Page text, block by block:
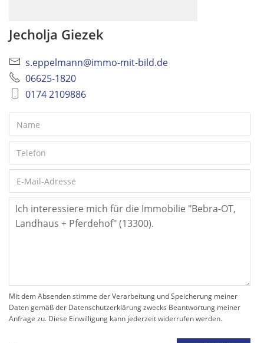
Jecholja Giezek
s.eppelmann@immo-mit-bild.de
06625-1820
0174 2109886
Mit dem Absenden stimme der Verarbeitung und Speicherung meiner
Daten gemäß der Datenschutzerklärung zwecks Beantwortung meiner
Anfrage zu. Diese Einwilligung kann jederzeit widerrufen werden.